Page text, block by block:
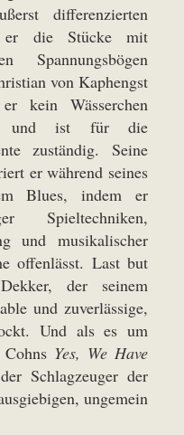
differenzierten
er die Stücke mit
Spannungsbögen
von Kaphengst
kein Wässerchen
und ist für die
zuständig. Seine
er während seines
Blues, indem er
Spieltechniken,
und musikalischer
offenlässt. Last but
der seinem
und zuverlässige,
Und als es um
Yes, We Have
Schlagzeuger der
ungemein